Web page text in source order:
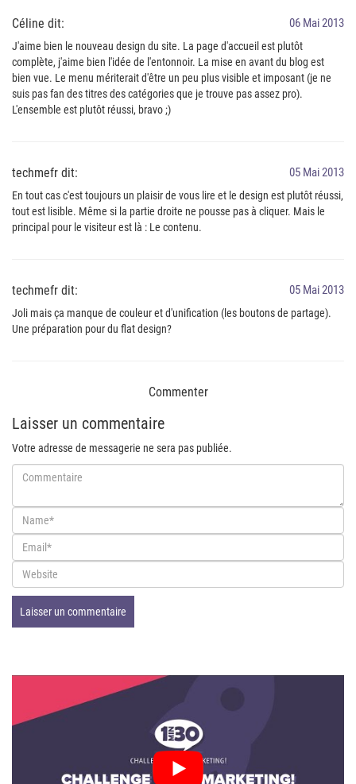
Céline dit: 06 Mai 2013
J'aime bien le nouveau design du site. La page d'accueil est plutôt
complète, j'aime bien l'idée de l'entonnoir. La mise en avant du blog est
bien vue. Le menu mériterait d'être un peu plus visible et imposant (je ne
suis pas fan des titres des catégories que je trouve pas assez pro).
L'ensemble est plutôt réussi, bravo ;)
techmefr dit: 05 Mai 2013
En tout cas c'est toujours un plaisir de vous lire et le design est plutôt réussi,
tout est lisible. Même si la partie droite ne pousse pas à cliquer. Mais le
principal pour le visiteur est là : Le contenu.
techmefr dit: 05 Mai 2013
Joli mais ça manque de couleur et d'unification (les boutons de partage).
Une préparation pour du flat design?
Commenter
Laisser un commentaire
Votre adresse de messagerie ne sera pas publiée.